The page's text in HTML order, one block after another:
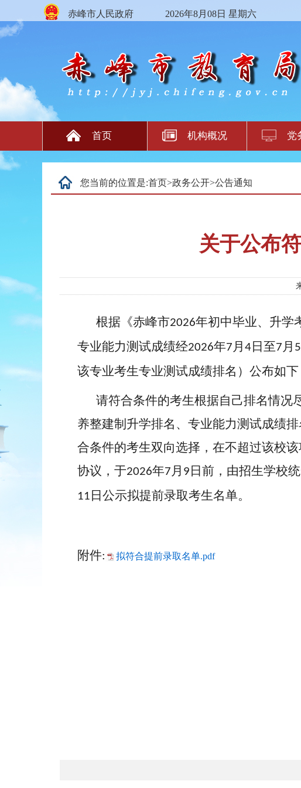
赤峰市人民政府 2026年8月08日 星期六
首页 机构概况 党
您当前的位置是:首页>政务公开>公告通知
关于公布
根据《赤峰市2026年初中毕业、升学
专业能力测试成绩经2026年7月 4日至7月 5
该专业考生专业测试成绩排名）公布如下
请符合条件的考生根据自己排名情况
养整建制升学排名、专业能力测试成绩
合条件的考生双向选择，在不超过该校
协议，于2026年7月 9 日前，由招生学校
11 日公示拟提前录取考生名单。
附件: 拟符合提前录取名单.pdf